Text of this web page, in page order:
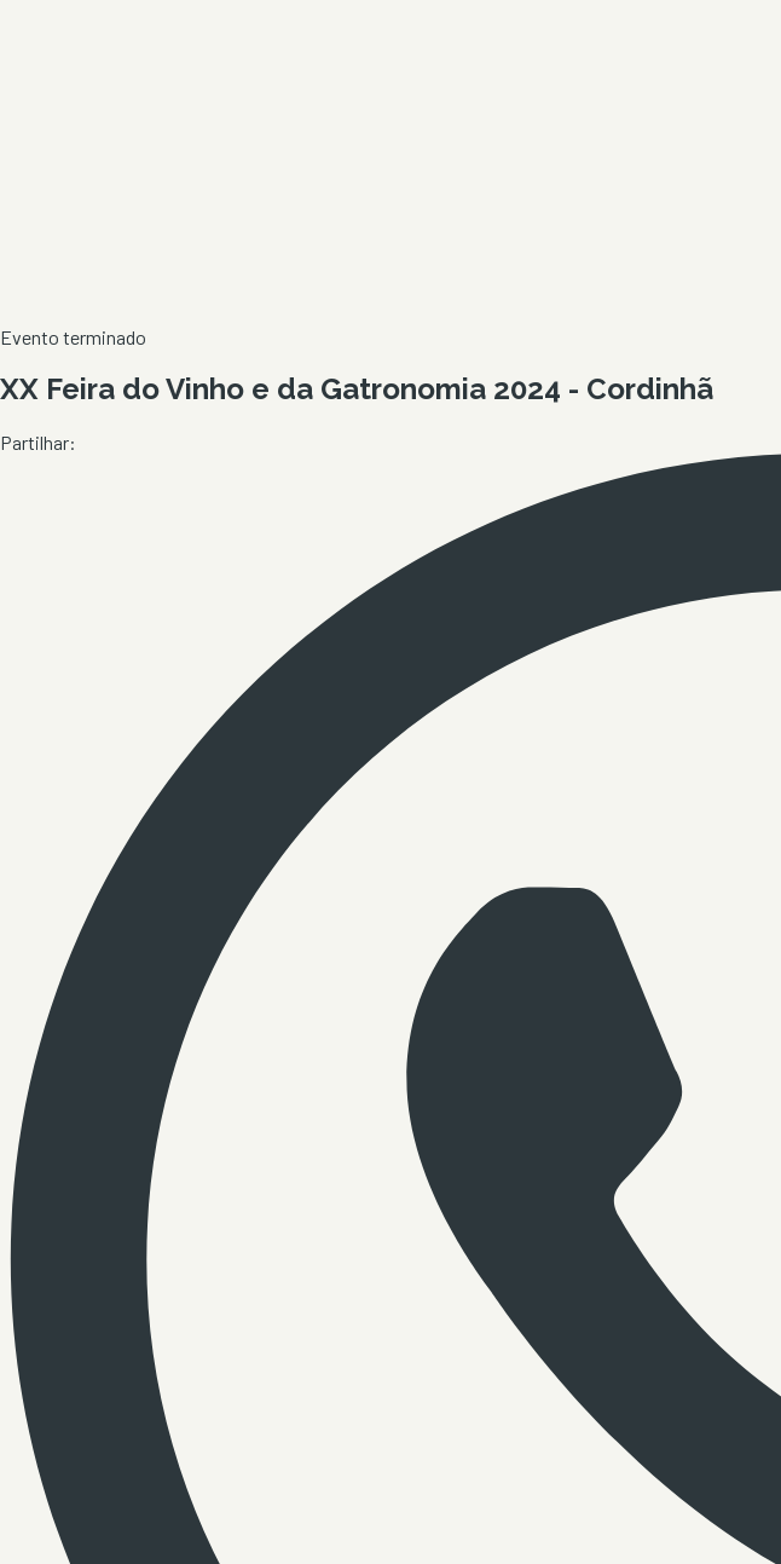
Evento terminado
XX Feira do Vinho e da Gatronomia 2024 - Cordinhã
Partilhar: